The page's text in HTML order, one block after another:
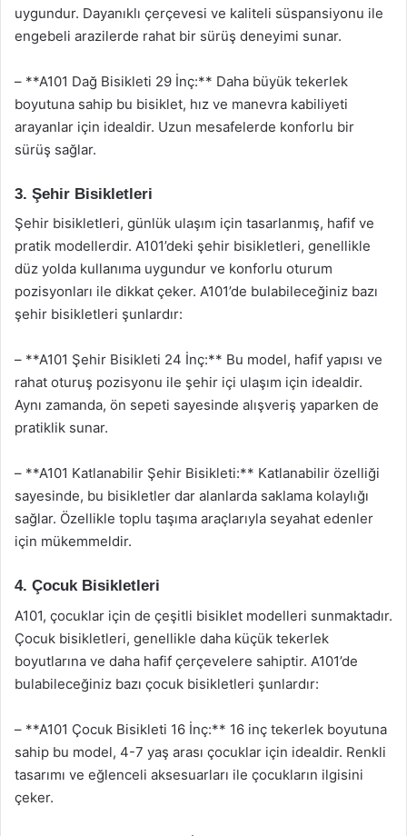
uygundur. Dayanıklı çerçevesi ve kaliteli süspansiyonu ile
engebeli arazilerde rahat bir sürüş deneyimi sunar.
– **A101 Dağ Bisikleti 29 İnç:** Daha büyük tekerlek
boyutuna sahip bu bisiklet, hız ve manevra kabiliyeti
arayanlar için idealdir. Uzun mesafelerde konforlu bir
sürüş sağlar.
3. Şehir Bisikletleri
Şehir bisikletleri, günlük ulaşım için tasarlanmış, hafif ve
pratik modellerdir. A101’deki şehir bisikletleri, genellikle
düz yolda kullanıma uygundur ve konforlu oturum
pozisyonları ile dikkat çeker. A101’de bulabileceğiniz bazı
şehir bisikletleri şunlardır:
– **A101 Şehir Bisikleti 24 İnç:** Bu model, hafif yapısı ve
rahat oturuş pozisyonu ile şehir içi ulaşım için idealdir.
Aynı zamanda, ön sepeti sayesinde alışveriş yaparken de
pratiklik sunar.
– **A101 Katlanabilir Şehir Bisikleti:** Katlanabilir özelliği
sayesinde, bu bisikletler dar alanlarda saklama kolaylığı
sağlar. Özellikle toplu taşıma araçlarıyla seyahat edenler
için mükemmeldir.
4. Çocuk Bisikletleri
A101, çocuklar için de çeşitli bisiklet modelleri sunmaktadır.
Çocuk bisikletleri, genellikle daha küçük tekerlek
boyutlarına ve daha hafif çerçevelere sahiptir. A101’de
bulabileceğiniz bazı çocuk bisikletleri şunlardır:
– **A101 Çocuk Bisikleti 16 İnç:** 16 inç tekerlek boyutuna
sahip bu model, 4-7 yaş arası çocuklar için idealdir. Renkli
tasarımı ve eğlenceli aksesuarları ile çocukların ilgisini
çeker.